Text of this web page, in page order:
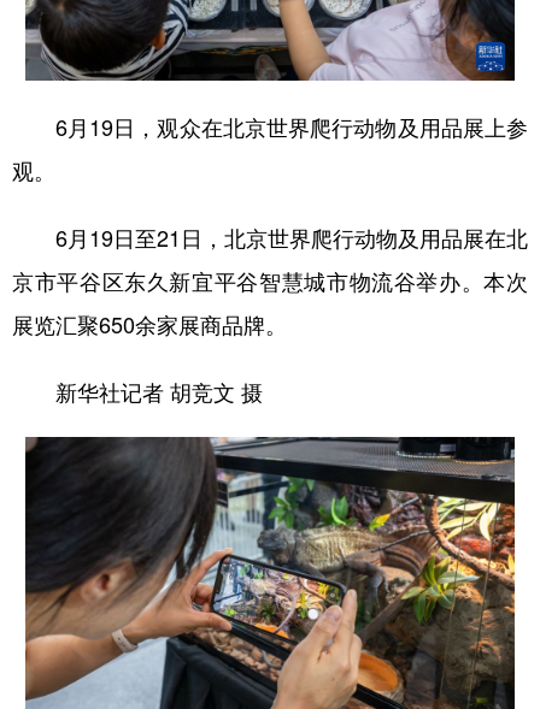
食品 人居 信息化 数字经济
学术中国 乡村振兴 银龄 溯源中国
城市 旅游 能源 会展
公益 一带一路 亚太网 上市公司
文化产业
吉林 上海 江苏
安徽 福建 江西
山东 河南 湖北 湖南
广东 广西 海南 重庆
四川 贵州 云南 西藏
6月19日，观众在北京世界爬行动物及用品展上参
观。
6月19日至21日，北京世界爬行动物及用品展在北
京市平谷区东久新宜平谷智慧城市物流谷举办。本次
展览汇聚650余家展商品牌。
新华社记者 胡竞文 摄